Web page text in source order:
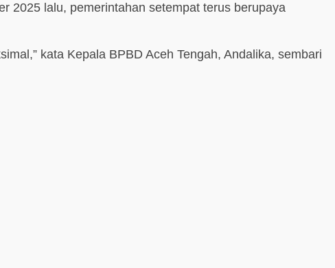
2025 lalu, pemerintahan setempat terus berupaya
kata Kepala BPBD Aceh Tengah, Andalika, sembari